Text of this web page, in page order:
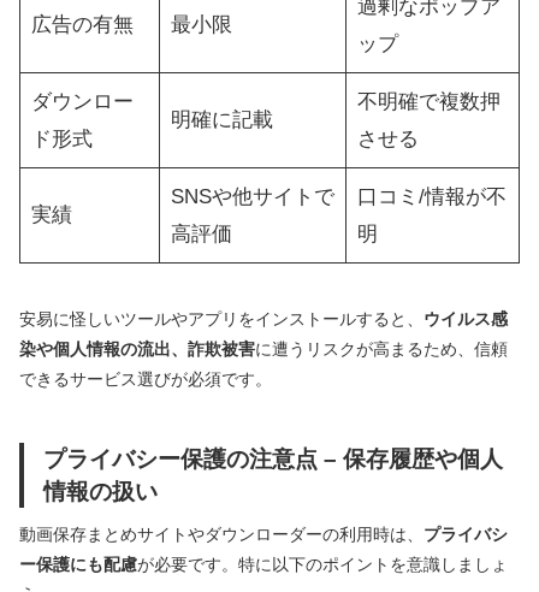
広告の有無 最小限
過剰なポップア
ップ
ダウンロー
ド形式
明確に記載
不明確で複数押
させる
実績
SNSや他サイトで
高評価
口コミ/情報が不
明
安易に怪しいツールやアプリをインストールすると、 ウイルス感
染や個人情報の流出、詐欺被害に遭うリスクが高まるため、信頼
できるサービス選びが必須です。
プライバシー保護の注意点 – 保存履歴や個人
情報の扱い
動画保存まとめサイトやダウンローダーの利用時は、 プライバシ
ー保護にも配慮が必要です。特に以下のポイントを意識しましょ